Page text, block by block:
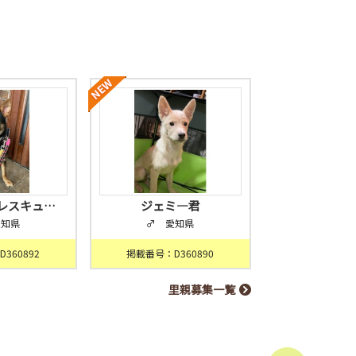
スキュ…
県
ジェミ―君
♂ 愛知県
掲載番号：D360890
里親募集一覧